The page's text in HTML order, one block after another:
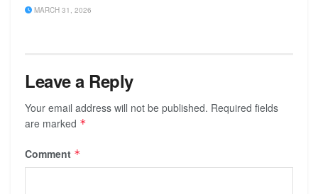
MARCH 31, 2026
Leave a Reply
Your email address will not be published. Required fields
are marked *
Comment *